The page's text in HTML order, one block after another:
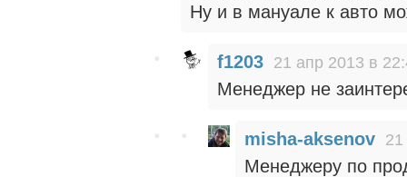
Ну и в мануале к авто
f1203 21 апр 2013 в
Менеджер не
misha-aksenov
Менеджеру по